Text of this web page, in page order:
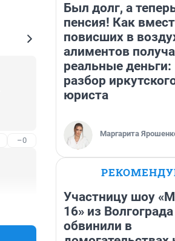
–0
Был долг, а
пенсия! Как
повисших в
алиментов
реальные деньги:
разбор
юриста
Маргарита
Участницу шоу
16» из Волгограда
обвинили в